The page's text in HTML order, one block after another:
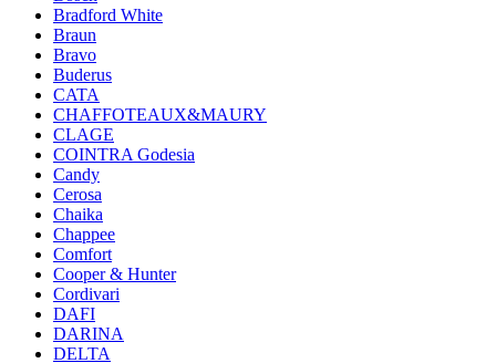
Bradford White
Braun
Bravo
Buderus
CATA
CHAFFOTEAUX&MAURY
CLAGE
COINTRA Godesia
Candy
Cerosa
Chaika
Chappee
Comfort
Cooper & Hunter
Cordivari
DAFI
DARINA
DELTA